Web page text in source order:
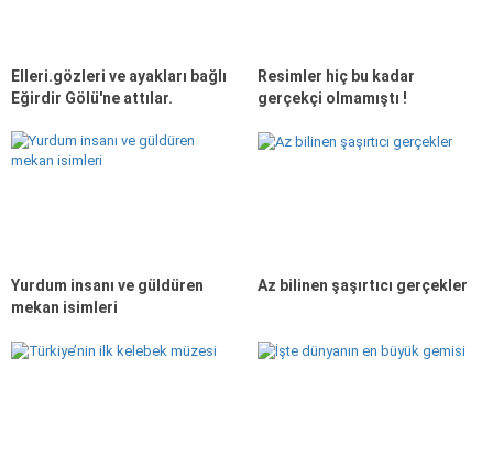
Elleri.gözleri ve ayakları bağlı
Eğirdir Gölü'ne attılar.
Resimler hiç bu kadar
gerçekçi olmamıştı !
Yurdum insanı ve güldüren
mekan isimleri
Az bilinen şaşırtıcı gerçekler